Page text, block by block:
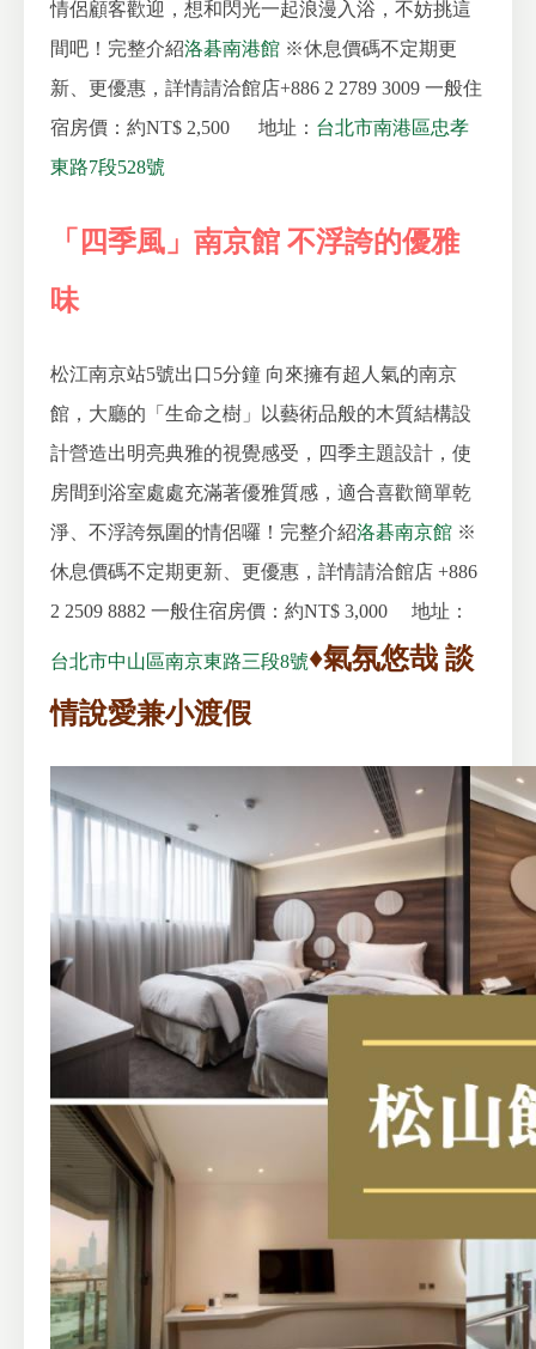
情侶顧客歡迎，想和閃光一起浪漫入浴，不妨挑這
間吧！完整介紹洛碁南港館 ※休息價碼不定期更
新、更優惠，詳情請洽館店+886 2 2789 3009 一般住
宿房價：約NT$ 2,500
地址： 台北市南港區忠孝
東路7段528號
「四季風」南京館 不浮誇的優雅
味
松江南京站5號出口5分鐘 向來擁有超人氣的南京
館，大廳的「生命之樹」以藝術品般的木質結構設
計營造出明亮典雅的視覺感受，四季主題設計，使
房間到浴室處處充滿著優雅質感，適合喜歡簡單乾
淨、不浮誇氛圍的情侶囉！完整介紹洛碁南京館 ※
休息價碼不定期更新、更優惠，詳情請洽館店 +886
2 2509 8882 一般住宿房價：約NT$ 3,000 地址：
台北市中山區南京東路三段8號♦氣氛悠哉 談
情說愛兼小渡假